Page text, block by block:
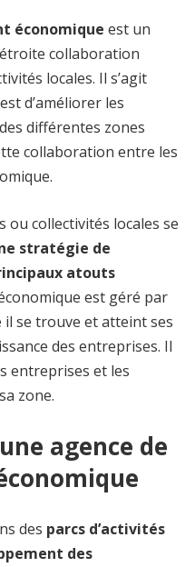
économique est un
collaboration
locales. Il s’agit
d’améliorer les
différentes zones
collaboration entre les
ou collectivités locales se
stratégie de
atouts
est géré par
il se trouve et atteint ses
des entreprises. Il
entreprises et les
zone.
agence de
des parcs d’activités
des